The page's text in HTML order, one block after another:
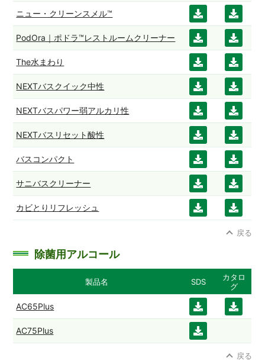
ンロ
ード
ンロ
ード
ニュー・クリーンスメル™
ダウ
ンロ
ード
ダウ
ンロ
ード
PodOra｜ポドラ™レストルームクリーナー
ダウ
ンロ
ード
ダウ
ンロ
ード
The水まわり
ダウ
ンロ
ード
ダウ
ンロ
ード
NEXTバスクイック中性
ダウ
ンロ
ード
ダウ
ンロ
ード
NEXTバスパワー弱アルカリ性
ダウ
ンロ
ード
ダウ
ンロ
ード
NEXTバスリセット酸性
ダウ
ンロ
ード
ダウ
ンロ
ード
バスコンパクト
ダウ
ンロ
ード
ダウ
ンロ
ード
サニバスクリーナー
ダウ
ンロ
ード
ダウ
ンロ
ード
カビとりリフレッシュ
ダウ
ダウ
戻る
除菌用アルコール
製品名 SDS
カタロ
グ
AC65Plus
ダウ
ンロ
ード
ダウ
ード
AC75Plus
ダウ
戻る